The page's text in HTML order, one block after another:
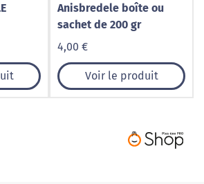
Anisbredele boîte ou
sachet de 200 gr
4,00 €
Voir le produit